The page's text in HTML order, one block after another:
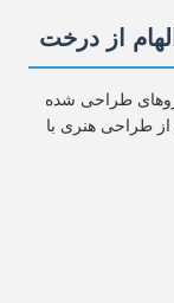
از درخت
طراحی شده
طراحی هنری با